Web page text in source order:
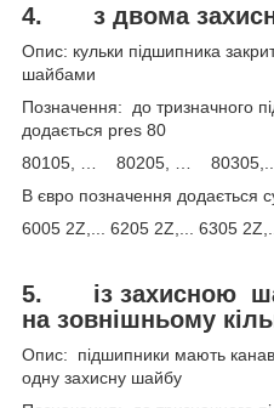
4. з двома
Опис: кульки підшипника
шайбами
Позначення: до тризначного
додається pres 80
80105, … 80205, …
В євро позначення додається
6005 2Z,... 6205 2Z,... 6305
5. із захисною
на зовнішньому
Опис: підшипники мають
одну захисну шайбу